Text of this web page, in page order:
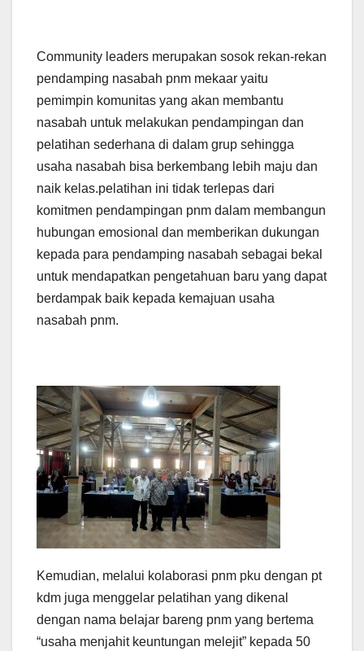
Community leaders merupakan sosok rekan-rekan
pendamping nasabah pnm mekaar yaitu
pemimpin komunitas yang akan membantu
nasabah untuk melakukan pendampingan dan
pelatihan sederhana di dalam grup sehingga
usaha nasabah bisa berkembang lebih maju dan
naik kelas.pelatihan ini tidak terlepas dari
komitmen pendampingan pnm dalam membangun
hubungan emosional dan memberikan dukungan
kepada para pendamping nasabah sebagai bekal
untuk mendapatkan pengetahuan baru yang dapat
berdampak baik kepada kemajuan usaha
nasabah pnm.
Kemudian, melalui kolaborasi pnm pku dengan pt
kdm juga menggelar pelatihan yang dikenal
dengan nama belajar bareng pnm yang bertema
“usaha menjahit keuntungan melejit” kepada 50